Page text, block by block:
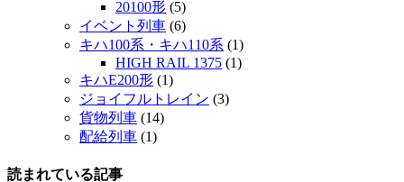
20100形 (5)
イベント列車 (6)
キハ100系・キハ110系 (1)
HIGH RAIL 1375 (1)
キハE200形 (1)
ジョイフルトレイン (3)
貨物列車 (14)
配給列車 (1)
読まれている記事